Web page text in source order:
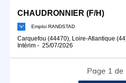
CHAUDRONNIER (F/H)
Emploi RANDSTAD
Carquefou (44470), Loire-Atlantique
Intérim - 25/07/2026
Page 1 de